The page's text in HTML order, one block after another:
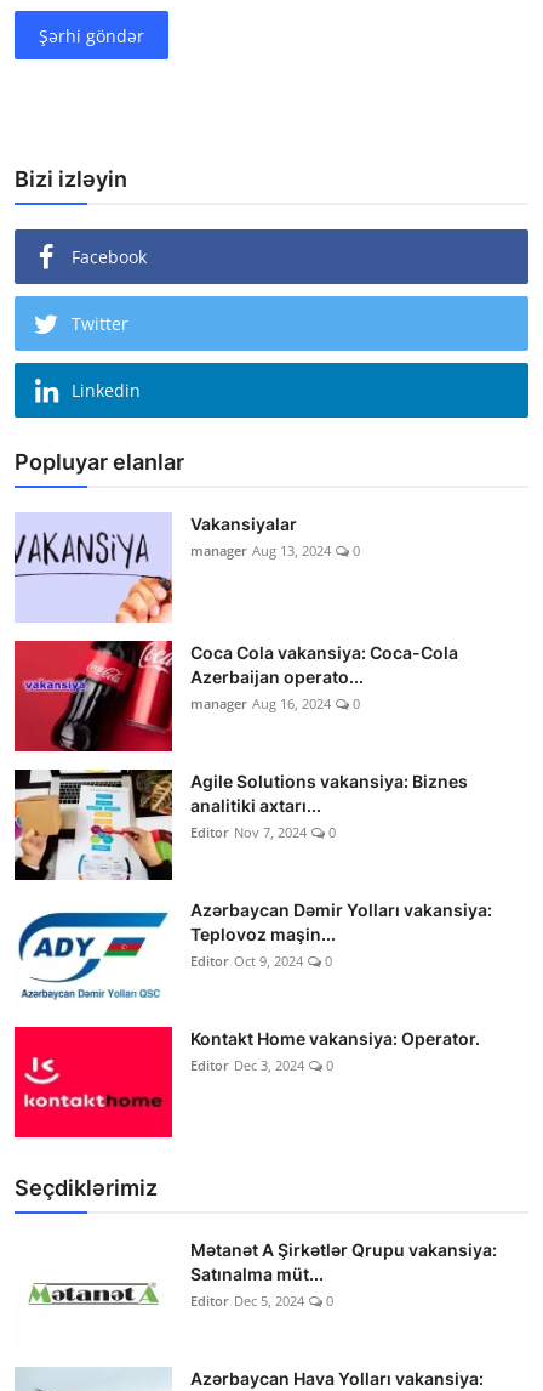
Şərhi göndər
Bizi izləyin
Facebook
Twitter
Linkedin
Popluyar elanlar
Vakansiyalar
manager Aug 13, 2024 0
Coca Cola vakansiya: Coca-Cola
Azerbaijan operato...
manager Aug 16, 2024 0
Agile Solutions vakansiya: Biznes
analitiki axtarı...
Editor Nov 7, 2024 0
Azərbaycan Dəmir Yolları vakansiya:
Teplovoz maşin...
Editor Oct 9, 2024 0
Kontakt Home vakansiya: Operator.
Editor Dec 3, 2024 0
Seçdiklərimiz
Mətanət A Şirkətlər Qrupu vakansiya:
Satınalma müt...
Editor Dec 5, 2024 0
Azərbaycan Hava Yolları vakansiya: